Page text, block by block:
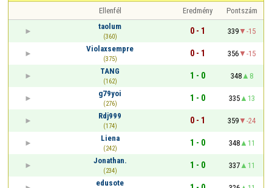
Ellenfél Eredmény
Pontszám
taolum
(360)
0 - 1 339
-15
Violaxsempre
(375)
0 - 1 356
-15
TANG
(162)
1 - 0 348
8
g79yoi
(276)
1 - 0 335
13
Rdj999
(174)
0 - 1 359
-24
Liena
(242)
1 - 0 348
11
Jonathan.
(234)
1 - 0 337
11
edusote